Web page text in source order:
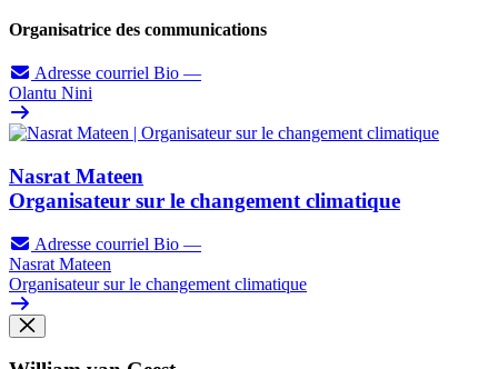
Organisatrice des communications
Adresse courriel Bio —
Olantu Nini
Nasrat Mateen
Organisateur sur le changement climatique
Adresse courriel Bio —
Nasrat Mateen
Organisateur sur le changement climatique